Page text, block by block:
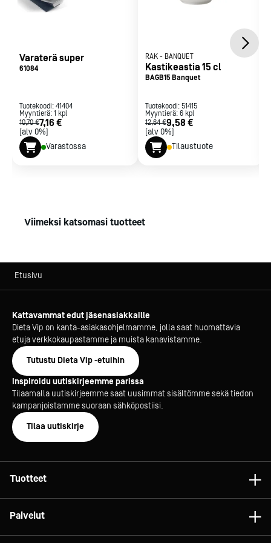
Varaterä super
61084
Tuotekoodi: 41404
Myyntierä: 1 kpl
10,70 €7,16 €
[alv 0%]
Varastossa
RAK - BANQUET
Kastikeastia 15 cl
BAGB15 Banquet
Tuotekoodi: 51415
Myyntierä: 6 kpl
12,64 €9,58 €
[alv 0%]
Tilaustuote
Viimeksi katsomasi tuotteet
Etusivu
Kattavammat edut jäsenasiakkaille
Dieta Vip on kanta-asiakasohjelmamme, jolla saat huomattavia
etuja verkkokaupastamme ja muista kanavistamme.
Tutustu Dieta Vip -etuihin
Inspiroidu uutiskirjeemme parissa
Tilaamalla uutiskirjeemme saat uusimmat sisältömme sekä tiedon
kampanjoistamme suoraan sähköpostiisi.
Tilaa uutiskirje
Tuotteet
Palvelut